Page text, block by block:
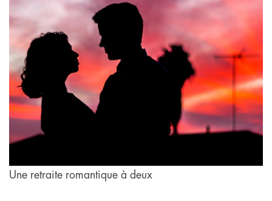
Une retraite romantique à deux